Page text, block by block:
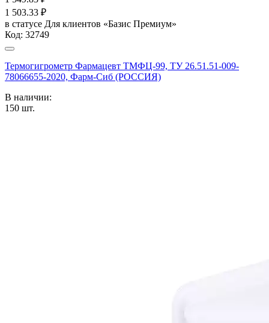
1 503.33 ₽
в статусе Для клиентов «Базис Премиум»
Код: 32749
Термогигрометр Фармацевт ТМФЦ-99, ТУ 26.51.51-009-
78066655-2020, Фарм-Сиб (РОССИЯ)
В наличии:
150 шт.